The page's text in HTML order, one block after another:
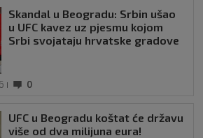
Skandal u Beogradu: Srbin ušao
u UFC kavez uz pjesmu kojom
Srbi svojataju hrvatske gradove
0
UFC u Beogradu koštat će državu
više od dva milijuna eura!